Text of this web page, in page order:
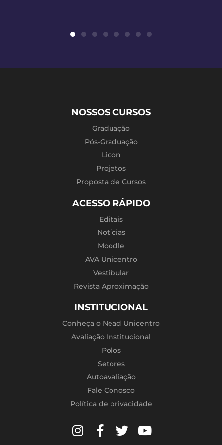
NOSSOS CURSOS
Graduação
Pós-Graduação
Licon
Projetos
Proposta de Cursos
ACESSO RÁPIDO
Editais
Notícias
Moodle
AVA Unicentro
Vestibular
Revista Aproximação
INSTITUCIONAL
Conheça o Nead Unicentro
Avaliação Institucional
Polos
Setores
Autoavaliação
Fale Conosco
Política de privacidade